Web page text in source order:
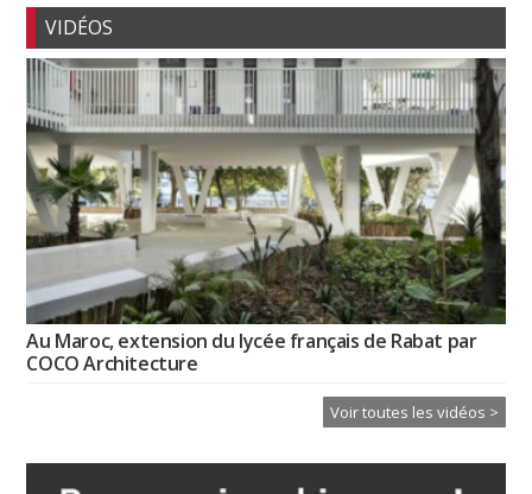
VIDÉOS
Au Maroc, extension du lycée français de Rabat par
COCO Architecture
Voir toutes les vidéos >